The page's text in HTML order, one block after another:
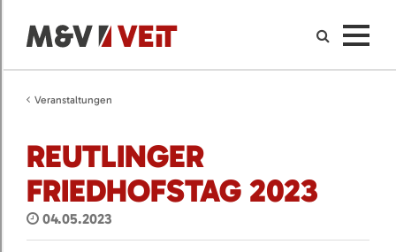
Veranstaltungen
REUTLINGER
FRIEDHOFSTAG 2023
04.05.2023